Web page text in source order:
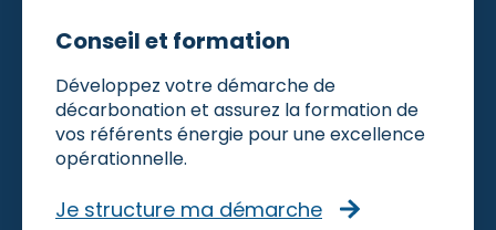
Conseil et formation
Développez votre démarche de
décarbonation et assurez la formation de
vos référents énergie pour une excellence
opérationnelle.
Je structure ma démarche